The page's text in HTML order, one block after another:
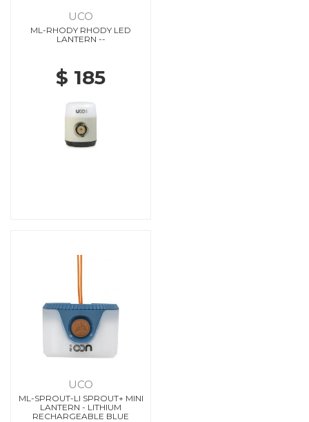
UCO
ML-RHODY RHODY LED
LANTERN --
$ 185
UCO
ML-SPROUT-LI SPROUT+ MINI
LANTERN - LITHIUM
RECHARGEABLE BLUE